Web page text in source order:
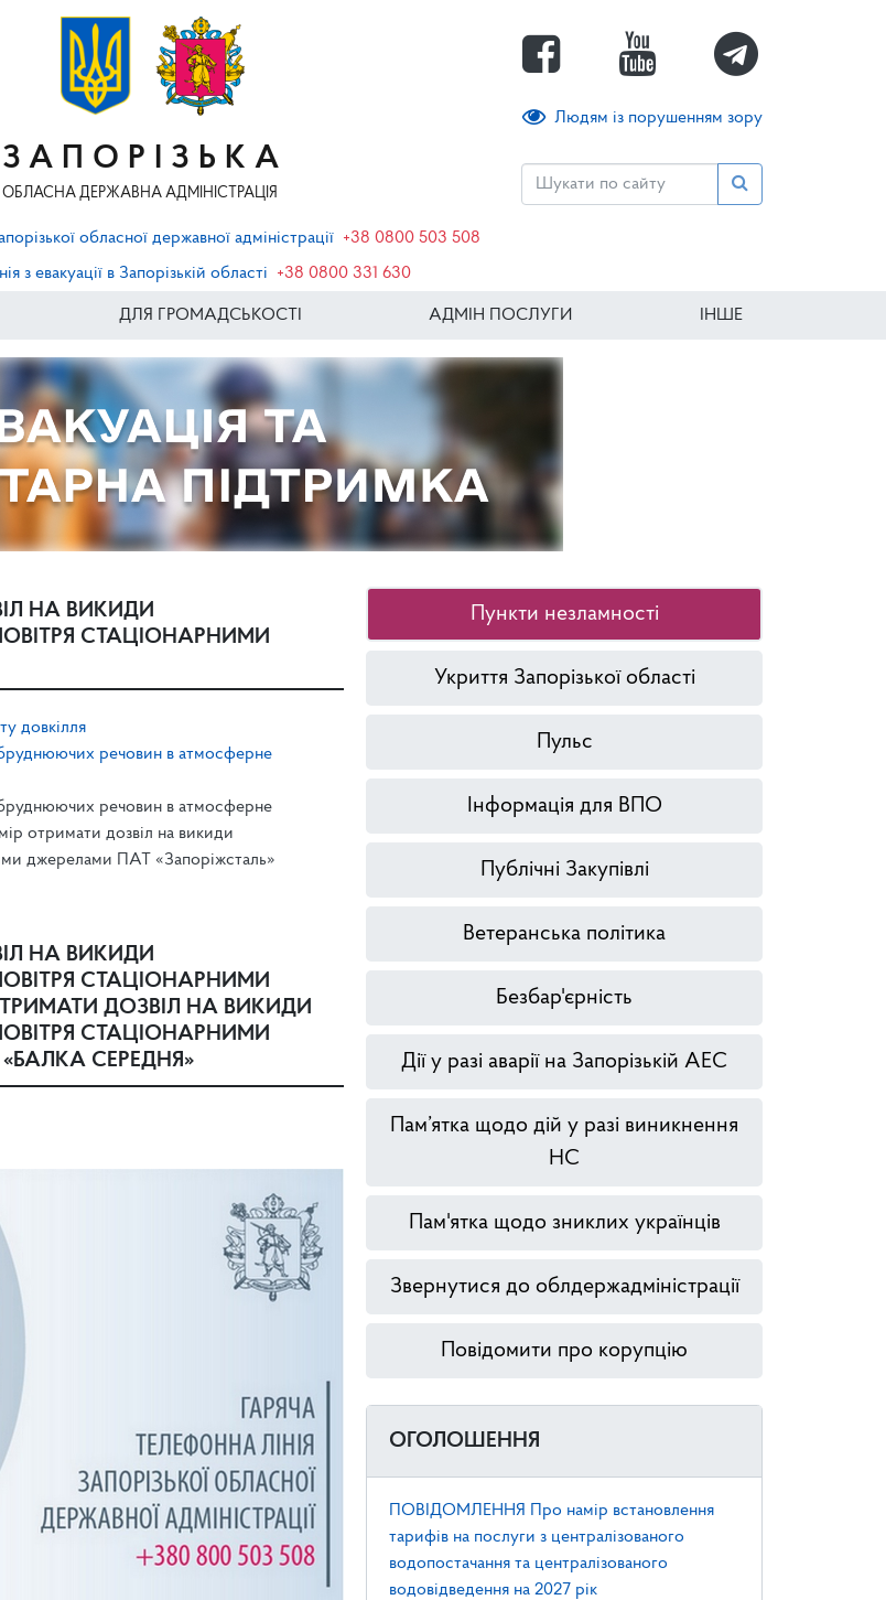
ЗАПОРІЗЬКА
ОБЛАСНА ДЕРЖАВНА АДМІНІСТРАЦІЯ
Людям із порушенням зору
обласної державної адміністрації +38 0800 503 508
з евакуації в Запорізькій області
+38 0800 331 630
ДЛЯ ГРОМАДСЬКОСТІ АДМІН ПОСЛУГИ ІНШЕ
НА ВИКИДИ
СТАЦІОНАРНИМИ
довкілля
речовин в атмосферне
речовин в атмосферне
отримати дозвiл на викиди
джерелами ПАТ «Запоріжсталь»
НА ВИКИДИ
СТАЦІОНАРНИМИ
ДОЗВIЛ НА ВИКИДИ
СТАЦIОНАРНИМИ
СЕРЕДНЯ»
Пункти незламності
Укриття Запорізької області
Пульс
Інформація для ВПО
Публічні Закупівлі
Ветеранська політика
Безбар'єрність
Дії у разі аварії на Запорізькій АЕС
Пам’ятка щодо дій у разі виникнення
НС
Пам'ятка щодо зниклих українців
Звернутися до облдержадміністрації
Повідомити про корупцію
ОГОЛОШЕННЯ
ПОВІДОМЛЕННЯ Про намір встановлення
тарифів на послуги з централізованого
водопостачання та централізованого
водовідведення на 2027 рік